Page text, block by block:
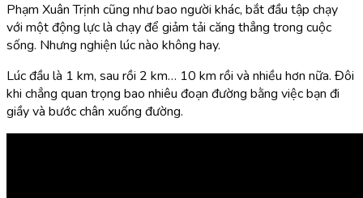
Phạm Xuân Trịnh cũng như bao người khác, bắt đầu tập chạy
với một động lực là chạy để giảm tải căng thẳng trong cuộc
sống. Nhưng nghiện lúc nào không hay.
Lúc đầu là 1 km, sau rồi 2 km… 10 km rồi và nhiều hơn nữa. Đôi
khi chẳng quan trọng bao nhiêu đoạn đường bằng việc bạn đi
giầy và bước chân xuống đường.